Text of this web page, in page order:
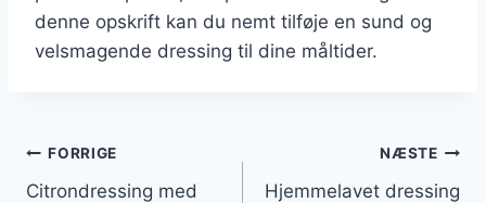
denne opskrift kan du nemt tilføje en sund og
velsmagende dressing til dine måltider.
Indlægsnavigation
FORRIGE
Citrondressing med
NÆSTE
Hjemmelavet dressing